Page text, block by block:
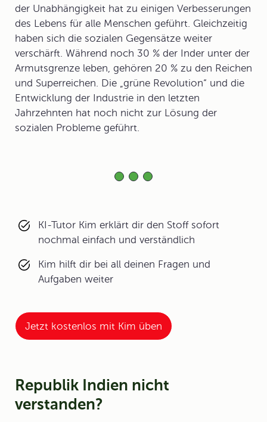
der Unabhängigkeit hat zu einigen Verbesserungen
des Lebens für alle Menschen geführt. Gleichzeitig
haben sich die sozialen Gegensätze weiter
verschärft. Während noch 30 % der Inder unter der
Armutsgrenze leben, gehören 20 % zu den Reichen
und Superreichen. Die „grüne Revolution“ und die
Entwicklung der Industrie in den letzten
Jahrzehnten hat noch nicht zur Lösung der
sozialen Probleme geführt.
KI-Tutor Kim erklärt dir den Stoff sofort
nochmal einfach und verständlich
Kim hilft dir bei all deinen Fragen und
Aufgaben weiter
Jetzt kostenlos mit Kim üben
Republik Indien nicht
verstanden?